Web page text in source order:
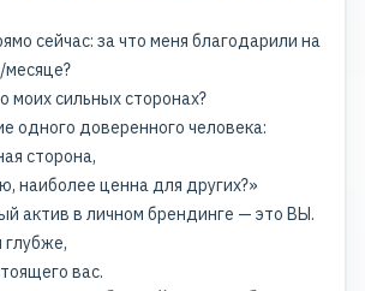
сейчас: за что меня благодарили на
моих сильных сторонах?
одного доверенного человека:
сторона,
наиболее ценна для других?»
актив в личном брендинге — это ВЫ.
глубже,
вас.